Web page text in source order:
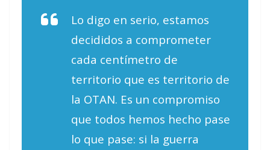
Lo digo en serio, estamos
decididos a comprometer
cada centímetro de
territorio que es territorio de
la OTAN. Es un compromiso
que todos hemos hecho pase
lo que pase: si la guerra